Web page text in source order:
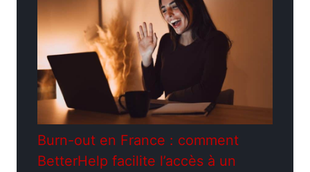
Burn-out en France : comment
BetterHelp facilite l’accès à un